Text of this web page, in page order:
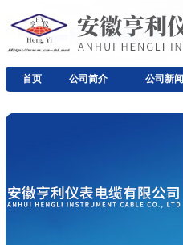
首页 公司简介 公司新闻